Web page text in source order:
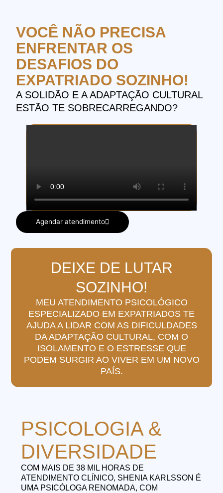
VOCÊ NÃO PRECISA
ENFRENTAR OS
DESAFIOS DO
EXPATRIADO SOZINHO!
A SOLIDÃO E A ADAPTAÇÃO CULTURAL
ESTÃO TE SOBRECARREGANDO?
Agendar atendimento
DEIXE DE LUTAR
SOZINHO!
MEU ATENDIMENTO PSICOLÓGICO
ESPECIALIZADO EM EXPATRIADOS TE
AJUDA A LIDAR COM AS DIFICULDADES
DA ADAPTAÇÃO CULTURAL, COM O
ISOLAMENTO E O ESTRESSE QUE
PODEM SURGIR AO VIVER EM UM NOVO
PAÍS.
PSICOLOGIA &
DIVERSIDADE
COM MAIS DE 38 MIL HORAS DE
ATENDIMENTO CLÍNICO, SHENIA KARLSSON É
UMA PSICÓLOGA RENOMADA, COM